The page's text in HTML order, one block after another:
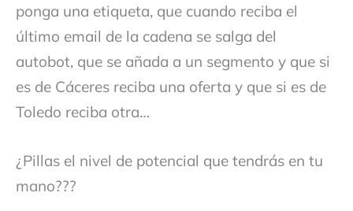
ponga una etiqueta, que cuando reciba el
último email de la cadena se salga del
autobot, que se añada a un segmento y que si
es de Cáceres reciba una oferta y que si es de
Toledo reciba otra…
¿Pillas el nivel de potencial que tendrás en tu
mano???